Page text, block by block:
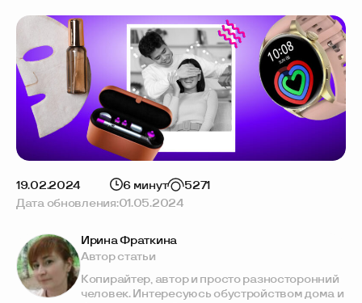
19.02.2024 6 минут
5271
Дата обновления:01.05.2024
Ирина Фраткина
Автор статьи
Копирайтер, автор и просто разносторонний
человек. Интересуюсь обустройством дома и